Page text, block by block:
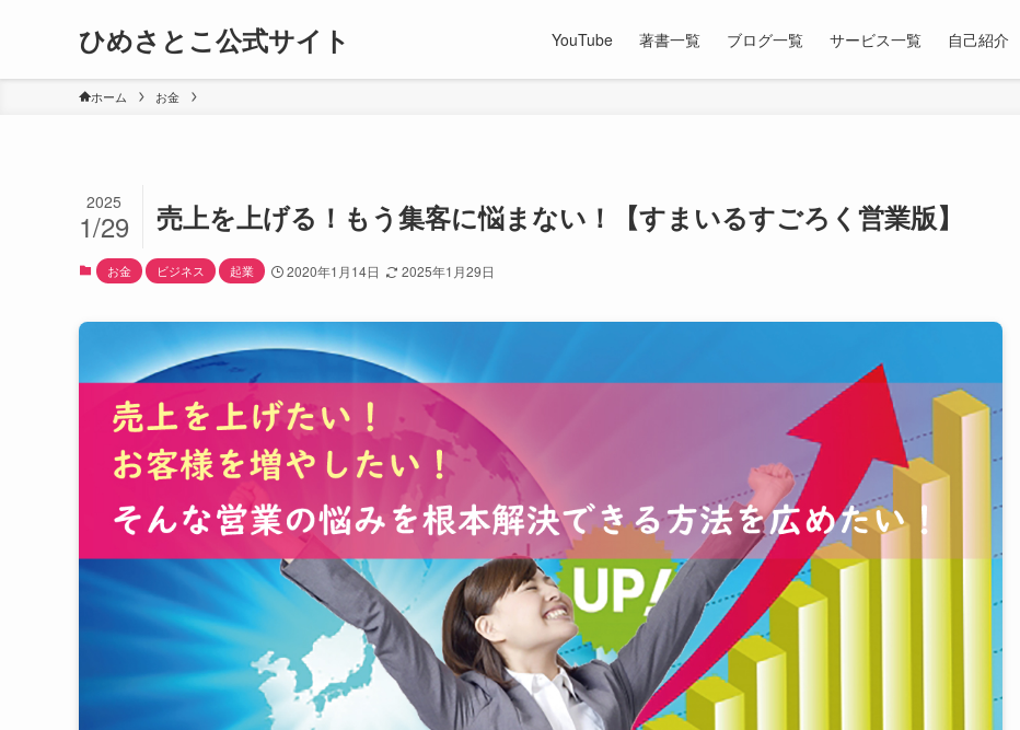
ひめさとこ公式サイト YouTube 著書一覧 ブログ一覧 サービス一覧 自己紹介
ホーム お金
売上を上げる！もう集客に悩まない！【すまいるすごろく営業版】
2025
1/29
お金 ビジネス 起業 2020年1月14日 2025年1月29日